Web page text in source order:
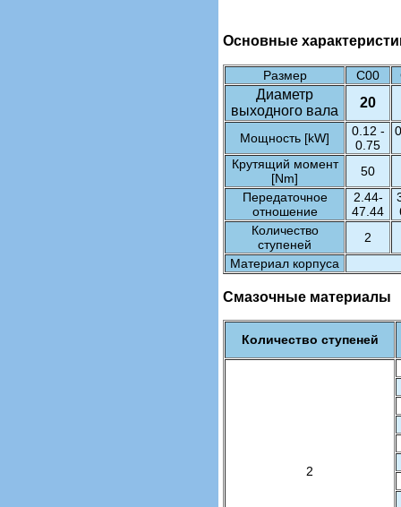
Основные
Размер C00
Диаметр
выходного вала
20
Мощность [kW]
0.12 -
0.75
Крутящий момент
[Nm]
50
Передаточное
отношение
2.44-
47.44
Количество
ступеней
2
Материал корпуса
Смазочные материалы
Количество ступеней
2